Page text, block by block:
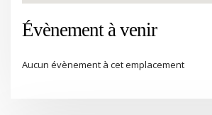
Évènement à venir
Aucun évènement à cet emplacement